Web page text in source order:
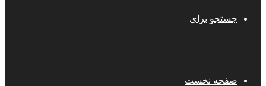
جستجو برای
صفحه نخست